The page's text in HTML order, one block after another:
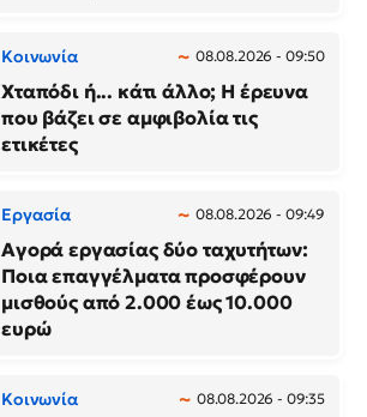
Κοινωνία 08.08.2026 - 09:50
Χταπόδι ή... κάτι άλλο; Η έρευνα
που βάζει σε αμφιβολία τις
ετικέτες
Εργασία 08.08.2026 - 09:49
Αγορά εργασίας δύο ταχυτήτων:
Ποια επαγγέλματα προσφέρουν
μισθούς από 2.000 έως 10.000
ευρώ
Κοινωνία 08.08.2026 - 09:35